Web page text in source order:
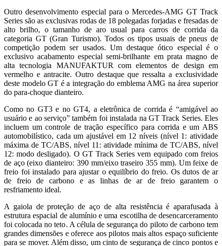
Outro desenvolvimento especial para o Mercedes-AMG GT Track
Series são as exclusivas rodas de 18 polegadas forjadas e fresadas de
alto brilho, o tamanho de aro usual para carros de corrida da
categoria GT (Gran Turismo). Todos os tipos usuais de pneus de
competição podem ser usados. Um destaque ótico especial é o
exclusivo acabamento especial semi-brilhante em prata magno de
alta tecnologia MANUFAKTUR com elementos de design em
vermelho e antracite. Outro destaque que ressalta a exclusividade
deste modelo GT é a integração do emblema AMG na área superior
do para-choque dianteiro.
Como no GT3 e no GT4, a eletrônica de corrida é “amigável ao
usuário e ao serviço” também foi instalada na GT Track Series. Eles
incluem um controle de tração específico para corrida e um ABS
automobilístico, cada um ajustável em 12 níveis (nível 1: atividade
máxima de TC/ABS, nível 11: atividade mínima de TC/ABS, nível
12: modo desligado). O GT Track Series vem equipado com freios
de aço (eixo dianteiro: 390 mm/eixo traseiro 355 mm). Um feixe de
freio foi instalado para ajustar o equilíbrio do freio. Os dutos de ar
de freio de carbono e as linhas de ar de freio garantem o
resfriamento ideal.
A gaiola de proteção de aço de alta resistência é aparafusada à
estrutura espacial de alumínio e uma escotilha de desencarceramento
foi colocada no teto. A célula de segurança do piloto de carbono tem
grandes dimensões e oferece aos pilotos mais altos espaço suficiente
para se mover. Além disso, um cinto de segurança de cinco pontos e